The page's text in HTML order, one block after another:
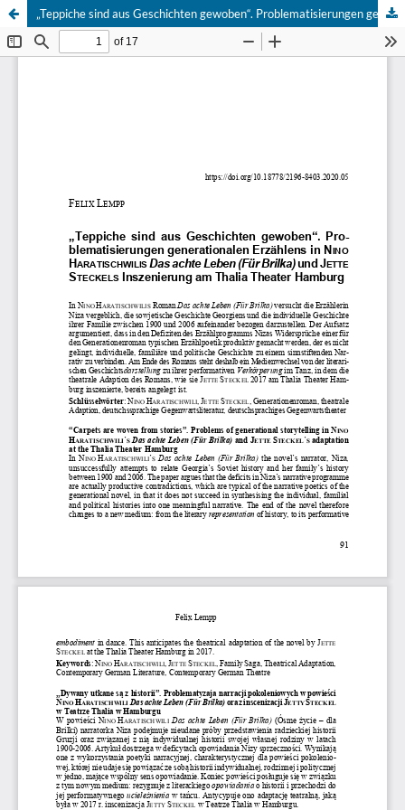
„Teppiche sind aus Geschichten gewoben“. Problematisierungen generationalen Erzählens in NINO HARATISCHWILIS Das achte Leben (Für Brilka) und JETTE STECKELS Inszenierung am Thalia Theater Hamburg